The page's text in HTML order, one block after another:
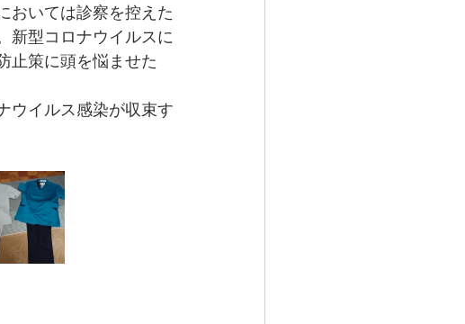
おいては診察を控えた
新型コロナウイルスに
止策に頭を悩ませた
ウイルス感染が収束す